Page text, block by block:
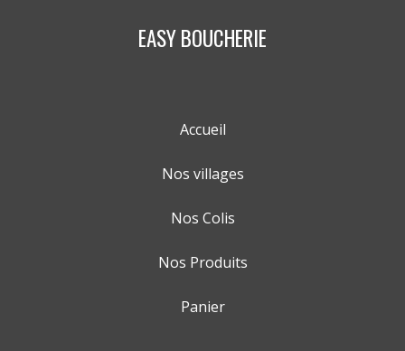
EASY BOUCHERIE
Accueil
Nos villages
Nos Colis
Nos Produits
Panier